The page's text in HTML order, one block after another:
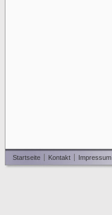
Startseite Kontakt Impressum